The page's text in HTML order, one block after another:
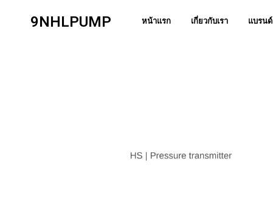
9NHLPUMP หน้าแรก เกี่ยวกับเรา แบรนด์